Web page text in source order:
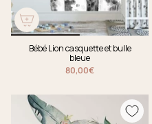
Bébé Lion casquette et bulle
bleue
80,00€